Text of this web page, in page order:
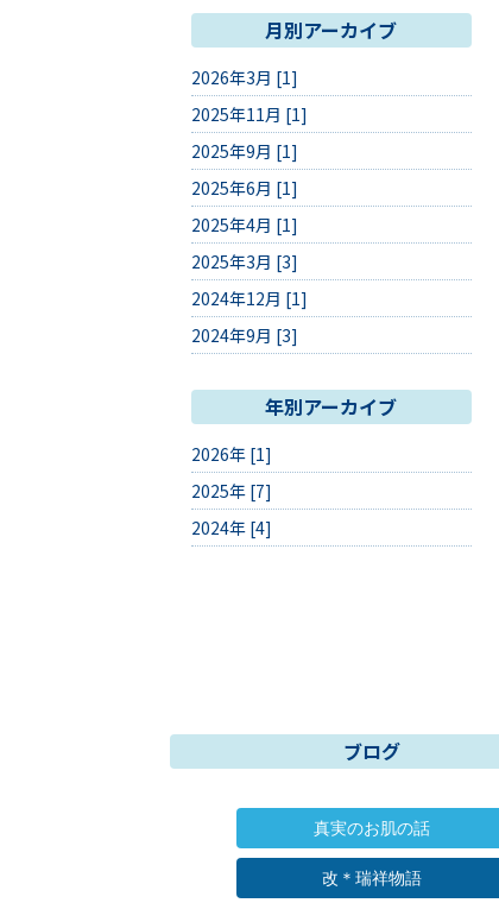
月別アーカイブ
2026年3月 [1]
2025年11月 [1]
2025年9月 [1]
2025年6月 [1]
2025年4月 [1]
2025年3月 [3]
2024年12月 [1]
2024年9月 [3]
年別アーカイブ
2026年 [1]
2025年 [7]
2024年 [4]
ブログ
真実のお肌の話
改＊瑞祥物語